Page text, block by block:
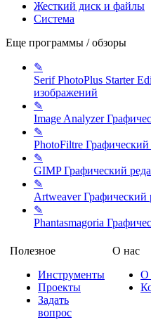
Жесткий диск и файлы
Система
Еще программы / обзоры
✎
Serif PhotoPlus Starter
изображений
✎
Image Analyzer
✎
PhotoFiltre Графический
✎
GIMPГрафический
✎
ArtweaverГрафический
✎
Phantasmagoria
Полезное
Инструменты
Проекты
Задать
вопрос
О нас
О